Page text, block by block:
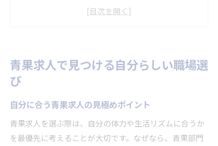
青果求人の働きやすさを重視する理由
青果求人で理想のキャリアを築くには
未経験から始める青果スタッフの魅力
青果求人で学べる基本作業とやりがい
青果求人が未経験者に人気の理由とは
青果求人で身につくスキルと成長実感
青果求人で見つける自分らしい職場選
び
自分に合う青果求人の見極めポイント
青果求人を選ぶ際は、自分の体力や生活リズムに合うか
を最優先に考えることが大切です。なぜなら、青果部門